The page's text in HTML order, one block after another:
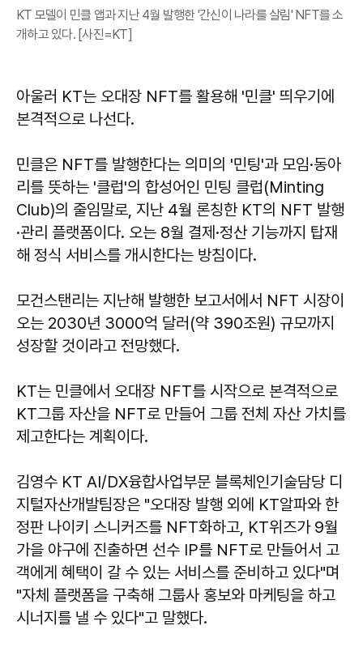
KT 모델이 민클 앱과 지난 4월 발행한 '간신이 나라를 살림' NFT를 소
개하고 있다. [사진=KT]
아울러 KT는 오대장 NFT를 활용해 '민클' 띄우기에
본격적으로 나선다.
민클은 NFT를 발행한다는 의미의 '민팅'과 모임·동아
리를 뜻하는 '클럽'의 합성어인 민팅 클럽(Minting
Club)의 줄임말로, 지난 4월 론칭한 KT의 NFT 발행
·관리 플랫폼이다. 오는 8월 결제·정산 기능까지 탑재
해 정식 서비스를 개시한다는 방침이다.
모건스탠리는 지난해 발행한 보고서에서 NFT 시장이
오는 2030년 3000억 달러(약 390조원) 규모까지
성장할 것이라고 전망했다.
KT는 민클에서 오대장 NFT를 시작으로 본격적으로
KT그룹 자산을 NFT로 만들어 그룹 전체 자산 가치를
제고한다는 계획이다.
김영수 KT AI/DX융합사업부문 블록체인기술담당 디
지털자산개발팀장은 "오대장 발행 외에 KT알파와 한
정판 나이키 스니커즈를 NFT화하고, KT위즈가 9월
가을 야구에 진출하면 선수 IP를 NFT로 만들어서 고
객에게 혜택이 갈 수 있는 서비스를 준비하고 있다"며
"자체 플랫폼을 구축해 그룹사 홍보와 마케팅을 하고
시너지를 낼 수 있다"고 말했다.